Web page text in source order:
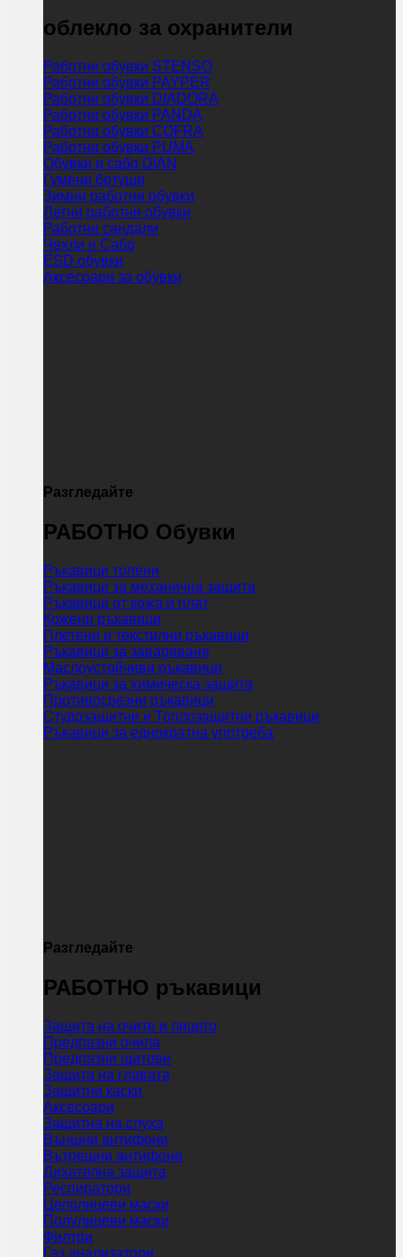
облекло за охранители
Работни обувки STENSO
Работни обувки PAYPER
Работни обувки DIADORA
Работни обувки PANDA
Работни обувки COFRA
Работни обувки PUMA
Обувки и сабо DIAN
Гумени ботуши
Зимни работни обувки
Летни работни обувки
Работни сандали
Чехли и Сабо
ESD обувки
Аксесоари за обувки
Разгледайте
РАБОТНО Обувки
Ръкавици топени
Ръкавици за механична защита
Ръкавици от кожа и плат
Кожени ръкавици
Плетени и текстилни ръкавици
Ръкавици за заваряване
Маслоустойчиви ръкавици
Ръкавици за химическа защита
Противосрезни ръкавици
Студозащитни и Топлозащитни ръкавици
Ръкавици за еднократна употреба
Разгледайте
РАБОТНО ръкавици
Защита на очите и лицето
Предпазни очила
Предпазни щитове
Защита на главата
Защитни каски
Аксесоари
Защитна на слуха
Външни антифони
Вътрешни антифони
Дихателна защита
Респиратори
Целолицеви маски
Полулицеви маски
Филтри
Газ анализатори